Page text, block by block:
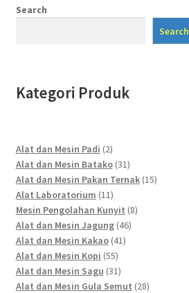
Search
Search
Kategori Produk
Alat dan Mesin Padi 22
products
Alat dan Mesin Batako 3131
products
Alat dan Mesin Pakan Ternak 1515
Alat Laboratorium 1111
products
Mesin Pengolahan Kunyit 88
Alat dan Mesin Jagung 4646
Alat dan Mesin Kakao 4141
Alat dan Mesin Kopi 5555
products
Alat dan Mesin Sagu 3131
products
Alat dan Mesin Gula Semut 2828